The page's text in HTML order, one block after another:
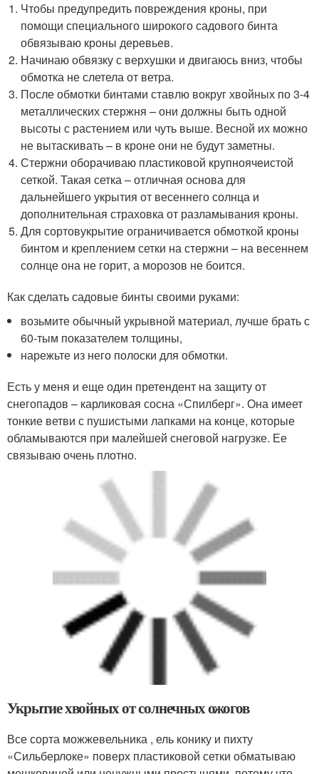
Чтобы предупредить повреждения кроны, при
помощи специального широкого садового бинта
обвязываю кроны деревьев.
Начинаю обвязку с верхушки и двигаюсь вниз, чтобы
обмотка не слетела от ветра.
После обмотки бинтами ставлю вокруг хвойных по 3-4
металлических стержня – они должны быть одной
высоты с растением или чуть выше. Весной их можно
не вытаскивать – в кроне они не будут заметны.
Стержни оборачиваю пластиковой крупноячеистой
сеткой. Такая сетка – отличная основа для
дальнейшего укрытия от весеннего солнца и
дополнительная страховка от разламывания кроны.
Для сортовукрытие ограничивается обмоткой кроны
бинтом и креплением сетки на стержни – на весеннем
солнце она не горит, а морозов не боится.
Как сделать садовые бинты своими руками:
возьмите обычный укрывной материал, лучше брать с
60-тым показателем толщины,
нарежьте из него полоски для обмотки.
Есть у меня и еще один претендент на защиту от
снегопадов – карликовая сосна «Спилберг». Она имеет
тонкие ветви с пушистыми лапками на конце, которые
обламываются при малейшей снеговой нагрузке. Ее
связываю очень плотно.
Укрытие хвойных от солнечных ожогов
Все сорта можжевельника , ель конику и пихту
«Сильберлоке» поверх пластиковой сетки обматываю
мешковиной или ненужными простынями, потому что
они сгорают первыми на весеннем солнце, особеннои
Для небольших экземпляров, вроде коники и пихты
можно ограничиться несколькими прутьями – вкопать их
по периметру кроны и обмотать их мешковиной.
Эту операцию провожу в конце осени или в середине
дачу